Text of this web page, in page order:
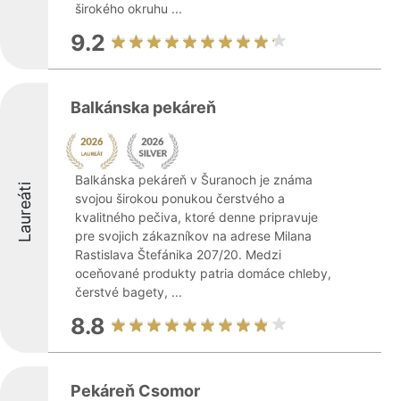
širokého okruhu ...
9.2
Laureáti
Balkánska pekáreň
Balkánska pekáreň v Šuranoch je známa
svojou širokou ponukou čerstvého a
kvalitného pečiva, ktoré denne pripravuje
pre svojich zákazníkov na adrese Milana
Rastislava Štefánika 207/20. Medzi
oceňované produkty patria domáce chleby,
čerstvé bagety, ...
8.8
Pekáreň Csomor